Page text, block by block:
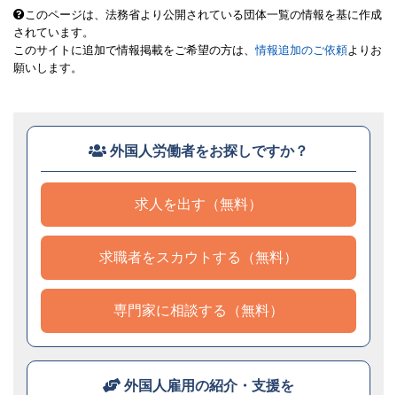
このページは、法務省より公開されている団体一覧の情報を基に作成
されています。
このサイトに追加で情報掲載をご希望の方は、情報追加のご依頼よりお
願いします。
外国人労働者をお探しですか？
求人を出す（無料）
求職者をスカウトする（無料）
専門家に相談する（無料）
外国人雇用の紹介・支援を